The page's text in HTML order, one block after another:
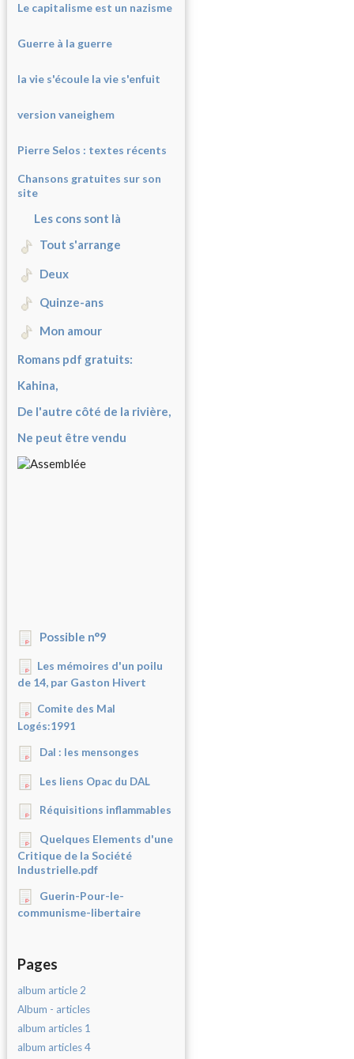
Le capitalisme est un nazisme
Guerre à la guerre
la vie s'écoule la vie s'enfuit
version vaneighem
Pierre Selos : textes récents
Chansons gratuites sur son
site
Les cons sont là
Tout s'arrange
Deux
Quinze-ans
Mon amour
Romans pdf gratuits:
Kahina,
De l'autre côté de la rivière,
Ne peut être vendu
Possible n°9
Les mémoires d'un poilu
de 14, par Gaston Hivert
Comite des Mal
Logés:1991
Dal : les mensonges
Les liens Opac du DAL
Réquisitions inflammables
Quelques Elements d'une
Critique de la Société
Industrielle.pdf
Guerin-Pour-le-
communisme-libertaire
Pages
album article 2
Album - articles
album articles 1
album articles 4